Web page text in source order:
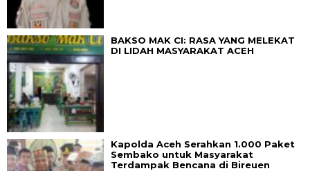
BAKSO MAK CI: RASA YANG MELEKAT
DI LIDAH MASYARAKAT ACEH
Kapolda Aceh Serahkan 1.000 Paket
Sembako untuk Masyarakat
Terdampak Bencana di Bireuen